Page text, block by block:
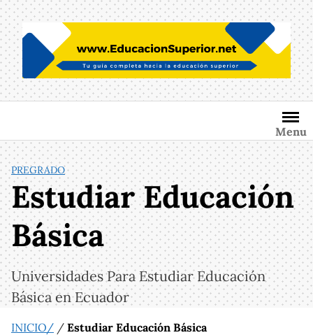
Saltar
al
contenido
Menu
PREGRADO
Estudiar Educación
Básica
Universidades Para Estudiar Educación
Básica en Ecuador
INICIO/ / Estudiar Educación Básica